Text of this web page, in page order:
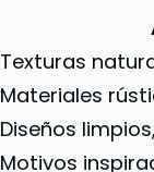
Texturas
Materiales
Diseños
Motivos